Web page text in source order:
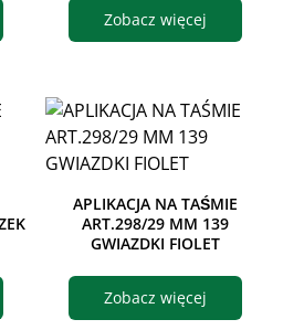
Zobacz więcej
APLIKACJA NA TAŚMIE
ART.298/29 MM 139
GWIAZDKI FIOLET
Zobacz więcej